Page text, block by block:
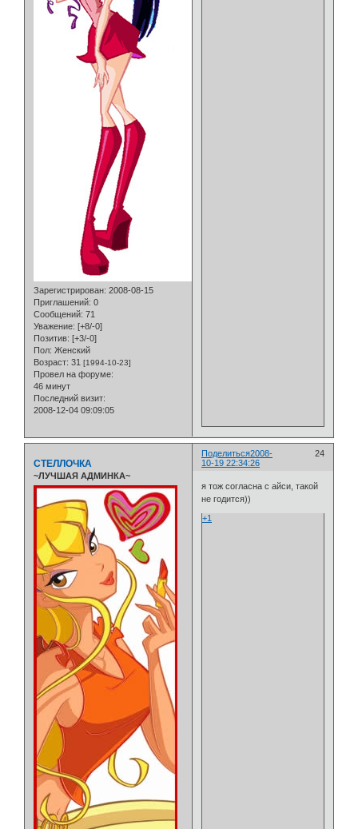
Зарегистрирован: 2008-08-15
Приглашений: 0
Сообщений: 71
Уважение: [+8/-0]
Позитив: [+3/-0]
Пол: Женский
Возраст: 31 [1994-10-23]
Провел на форуме:
46 минут
Последний визит:
2008-12-04 09:09:05
Поделиться 24
2008-
10-19 22:34:26
СТЕЛЛОЧКА
~ЛУЧШАЯ АДМИНКА~
я тож согласна с айси, такой
не годится))
+1